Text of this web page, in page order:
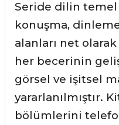
Seride dilin
konuşma,
alanları net
her becerinin
görsel ve işitsel
yararlanılmıştır.
bölümlerini